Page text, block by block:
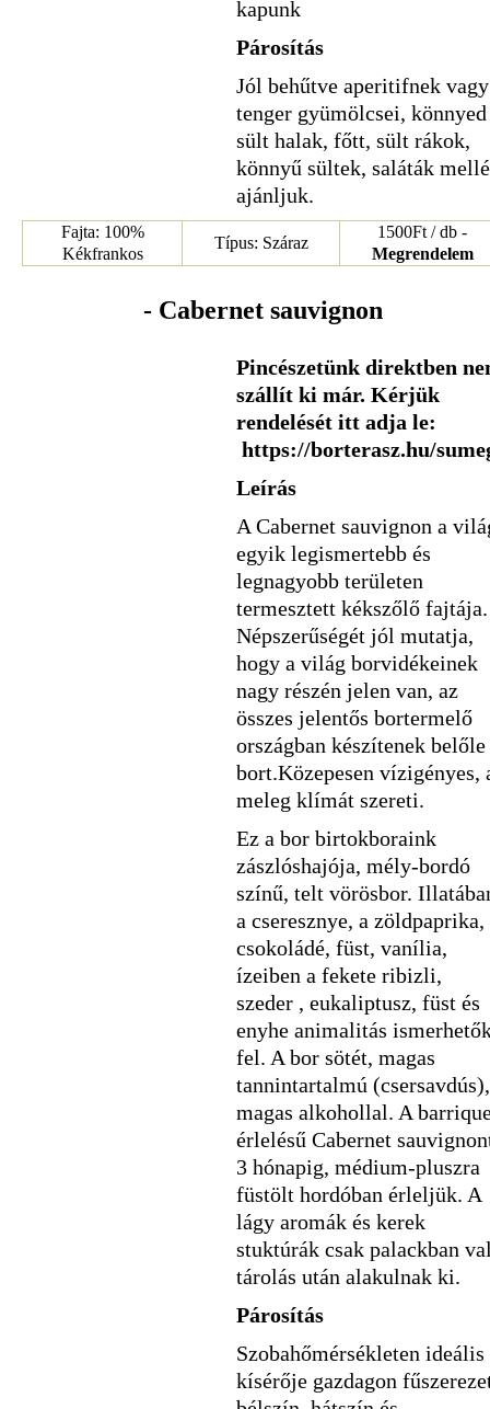
kapunk
Párosítás
Jól behűtve aperitifnek vagy
tenger gyümölcsei, könnyed
sült halak, főtt, sült rákok,
könnyű sültek, saláták mellé
ajánljuk.
Fajta: 100%
Kékfrankos
Típus: Száraz
1500Ft / db -
Megrendelem
- Cabernet sauvignon
Pincészetünk direktben
szállít ki már. Kérjük
rendelését itt adja le:
https://borterasz.hu/
Leírás
A Cabernet sauvignon a
egyik legismertebb és
legnagyobb területen
termesztett kékszőlő fajtája.
Népszerűségét jól mutatja,
hogy a világ borvidékeinek
nagy részén jelen van, az
összes jelentős bortermelő
országban készítenek belőle
bort.Közepesen vízigényes,
meleg klímát szereti.
Ez a bor birtokboraink
zászlóshajója, mély-bordó
színű, telt vörösbor.
a cseresznye, a zöldpaprika,
csokoládé, füst, vanília,
ízeiben a fekete ribizli,
szeder , eukaliptusz, füst és
enyhe animalitás
fel. A bor sötét, magas
tannintartalmú (csersavdús),
magas alkohollal. A
érlelésű Cabernet
3 hónapig, médium-pluszra
füstölt hordóban érleljük. A
lágy aromák és kerek
stuktúrák csak palackban
tárolás után alakulnak ki.
Párosítás
Szobahőmérsékleten ideális
kísérője gazdagon